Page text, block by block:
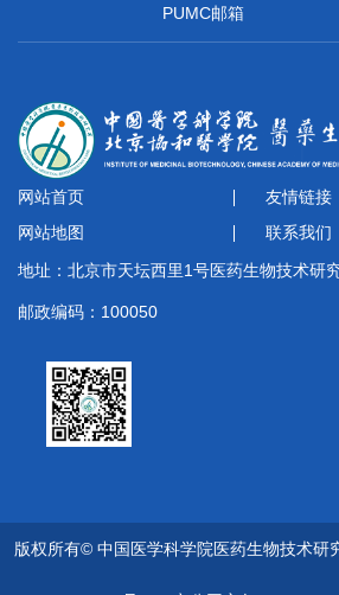
PUMC邮箱
网站首页
友情链接
网站地图
联系我们
地址：北京市天坛西里1号医药生物技术研
邮政编码：100050
版权所有© 中国医学科学院医药生物技术